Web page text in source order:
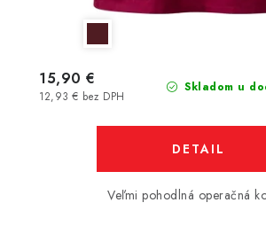
Skladom u
12,93 € bez DPH
15,90 €
DETAIL
Veľmi pohodlná operačná